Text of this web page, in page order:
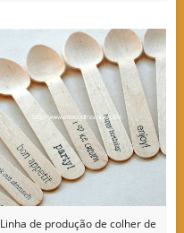
Linha de produção de colher de